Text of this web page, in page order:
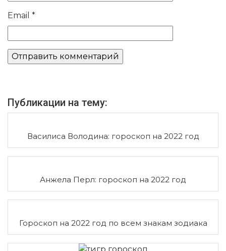
Email *
Публикации на тему:
Василиса Володина: гороскоп на 2022 год
Анжела Перл: гороскоп на 2022 год
Гороскоп на 2022 год по всем знакам зодиака